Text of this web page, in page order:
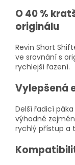
O 40 %
originálu
Revin Short
ve srovnání s
rychlejší řazení.
Vylepšená
Delší řadicí
výhodné
rychlý přístup a